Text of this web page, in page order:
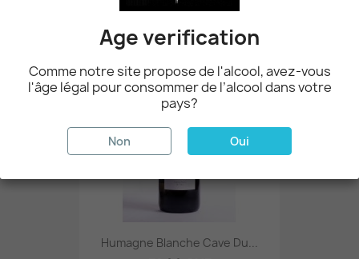
Humagne Blanche Cave Du...
favorite_border
Age verification
Comme notre site propose de l'alcool, avez-vous
l'âge légal pour consommer de l’alcool dans votre
pays?
Non Oui